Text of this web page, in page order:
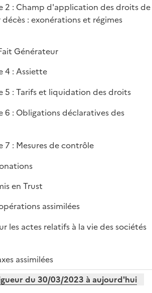
2 : Champ d'application des droits de
: exonérations et régimes
Générateur
4 : Assiette
5 : Tarifs et liquidation des droits
6 : Obligations déclaratives des
7 : Mesures de contrôle
en Trust
assimilées
les actes relatifs à la vie des sociétés
assimilées
du 30/03/2023 à aujourd'hui